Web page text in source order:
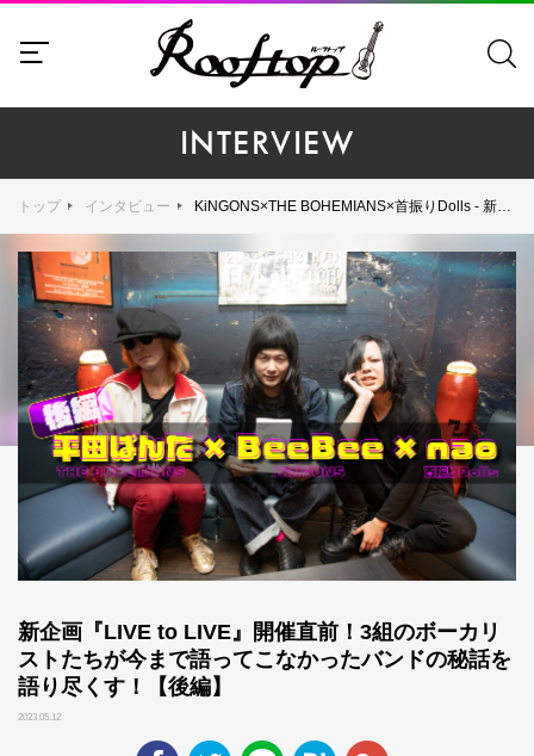
INTERVIEW
トップ インタビュー KiNGONS×THE BOHEMIANS×首振りDolls - 新企画『LIVE to LIVE』開催直前！3組のボーカリストたちが今まで語ってこなかったバンドの秘話を語り尽くす！【後編】
新企画『LIVE to LIVE』開催直前！3組のボーカリ
ストたちが今まで語ってこなかったバンドの秘話を
語り尽くす！【後編】
2023.05.12